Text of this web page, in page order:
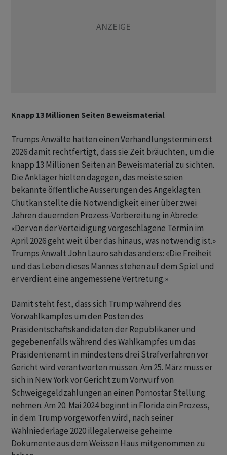
Knapp 13 Millionen Seiten Beweismaterial
Trumps Anwälte hatten einen Verhandlungstermin erst
2026 damit rechtfertigt, dass sie Zeit bräuchten, um die
knapp 13 Millionen Seiten an Beweismaterial zu sichten.
Die Ankläger hielten dagegen, das meiste seien
bekannte öffentliche Äusserungen des Angeklagten.
Chutkan stellte die Notwendigkeit einer über zwei
Jahren dauernden Prozess-Vorbereitung in Abrede:
«Der von der Verteidigung vorgeschlagene Termin im
April 2026 geht weit über das hinaus, was notwendig ist.»
Trumps Anwalt John Lauro sah das anders: «Die Freiheit
und das Leben dieses Mannes stehen auf dem Spiel und
er verdient eine angemessene Vertretung.»
Damit steht fest, dass sich Trump während des
Vorwahlkampfes um den Posten des
Präsidentschaftskandidaten der Republikaner und
gegebenenfalls während des Wahlkampfes um das
Präsidentenamt in mindestens drei Strafverfahren vor
Gericht wird verantworten müssen. Am 25. März muss er
sich in New York vor Gericht zum Vorwurf von
Schweigegeldzahlungen an einen Pornostar Stellung
nehmen. Am 20. Mai 2024 beginnt in Florida ein Prozess,
in dem Trump vorgeworfen wird, nach seiner
Wahlniederlage 2020 illegalerweise geheime
Dokumente aus dem Weissen Haus mitgenommen zu